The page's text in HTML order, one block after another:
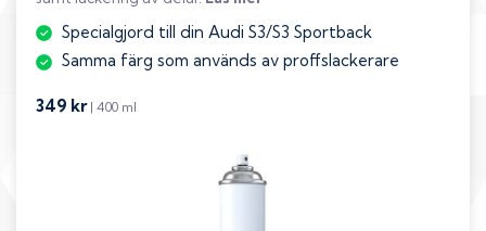
Specialgjord till din Audi S3/S3 Sportback
Samma färg som används av proffslackerare
349 kr| 400 ml